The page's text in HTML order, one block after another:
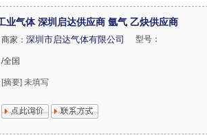
业气体 深圳启达供应商 氩气 乙炔供应商
商家： 深圳市启达气体有限公司 型号：
/全国
[摘要] 未填写